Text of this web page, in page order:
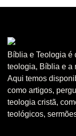
Bíblia e Teologia é
teologia, Bíblia e a
Aqui temos
como artigos,
teologia cristã,
teológicos,